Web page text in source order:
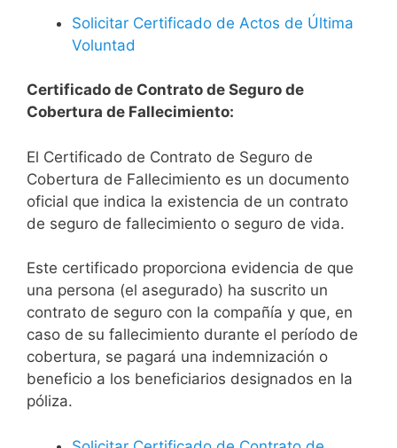
Solicitar Certificado de Actos de Última
Voluntad
Certificado de Contrato de Seguro de
Cobertura de Fallecimiento:
El Certificado de Contrato de Seguro de
Cobertura de Fallecimiento es un documento
oficial que indica la existencia de un contrato
de seguro de fallecimiento o seguro de vida.
Este certificado proporciona evidencia de que
una persona (el asegurado) ha suscrito un
contrato de seguro con la compañía y que, en
caso de su fallecimiento durante el período de
cobertura, se pagará una indemnización o
beneficio a los beneficiarios designados en la
póliza.